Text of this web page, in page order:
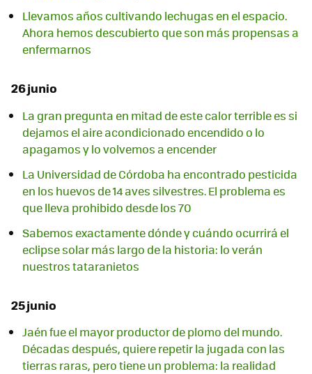
Llevamos años cultivando lechugas en el espacio.
Ahora hemos descubierto que son más propensas a
enfermarnos
26 junio
La gran pregunta en mitad de este calor terrible es si
dejamos el aire acondicionado encendido o lo
apagamos y lo volvemos a encender
La Universidad de Córdoba ha encontrado pesticida
en los huevos de 14 aves silvestres. El problema es
que lleva prohibido desde los 70
Sabemos exactamente dónde y cuándo ocurrirá el
eclipse solar más largo de la historia: lo verán
nuestros tataranietos
25 junio
Jaén fue el mayor productor de plomo del mundo.
Décadas después, quiere repetir la jugada con las
tierras raras, pero tiene un problema: la realidad